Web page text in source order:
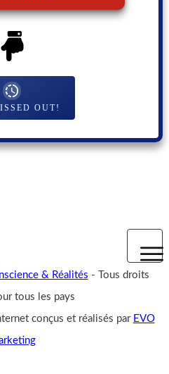
OUT!
légales
confidentialité
& Réalités - Tous droits
tous les pays
conçus et réalisés par EVO